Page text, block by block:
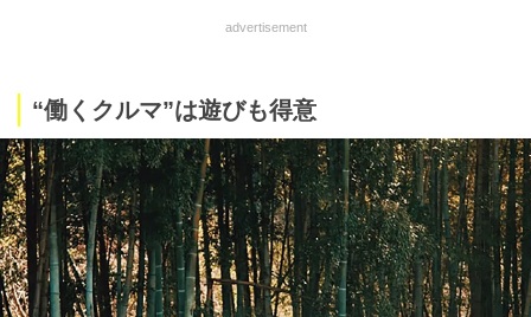
advertisement
“働くクルマ”は遊びも得意